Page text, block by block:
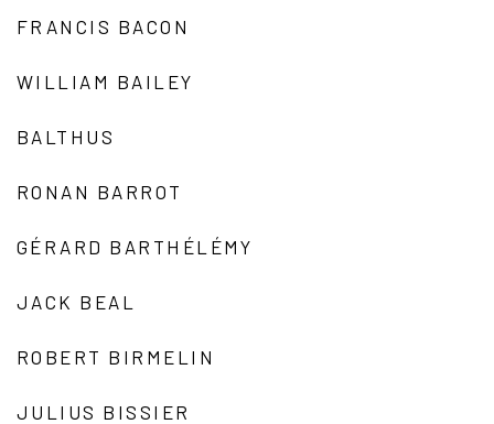
FRANCIS BACON
WILLIAM BAILEY
BALTHUS
RONAN BARROT
GÉRARD BARTHÉLÉMY
JACK BEAL
ROBERT BIRMELIN
JULIUS BISSIER